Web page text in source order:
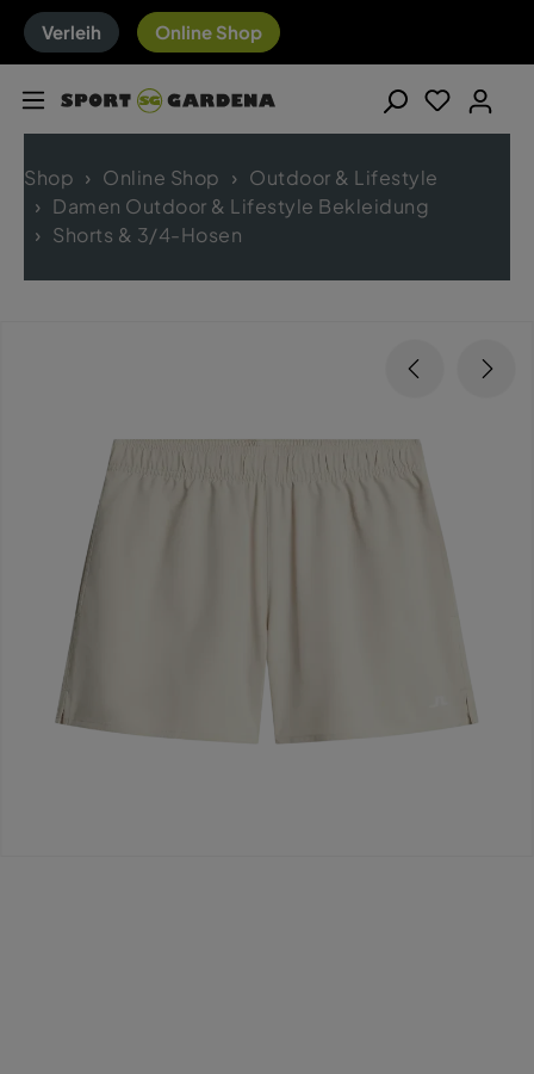
Verleih Online Shop
Shop Online Shop
Outdoor & Lifestyle
Damen Outdoor & Lifestyle Bekleidung
Shorts & 3/4-Hosen